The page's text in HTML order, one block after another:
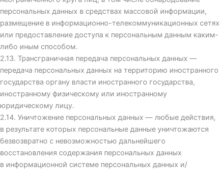
персональных данных в средствах массовой информации,
размещение в информационно-телекоммуникационных сетях
или предоставление доступа к персональным данным каким-
либо иным способом.
2.13. Трансграничная передача персональных данных —
передача персональных данных на территорию иностранного
государства органу власти иностранного государства,
иностранному физическому или иностранному
юридическому лицу.
2.14. Уничтожение персональных данных — любые действия,
в результате которых персональные данные уничтожаются
безвозвратно с невозможностью дальнейшего
восстановления содержания персональных данных
в информационной системе персональных данных и/